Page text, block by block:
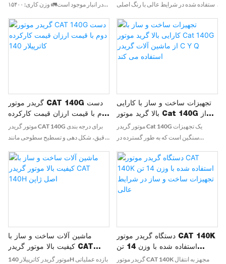
در انبار موجود است🚛 وزن کاری: ۱۵۴۰۰
بدون نیاز به تعمیر اساسی. موتور اصلی
Shangchai، عملکرد پایدار، میزان خرابی
پایین. لوازم جانبی اختیاری چندگانه: بلدوزر
در سراسر جهان. برای دریافت بهترین
استفاده شده در شرایط عالی با رنگ اصلی
پروژه های ساختمانی سنگین ، این دستگاه
آماده است تا هر کار را با سهولت انجام دهد
گریدر موتور CAT 140G دست
دوم با قیمت ارزان قیمت کارکرده
کاترپیلار 140
موتور گریدر CAT 140G برای درجه بندی
دقیق، شکل دهی و تسطیح سطوحی مانند
ساختمانی طراحی شده است. این یک
دستگاه همه کاره است که به دلیل عملکرد،
قابلیت اطمینان و راحتی اپراتور شناخته
تجهیزات ساخت و ساز با کارایی
بالا گرید موتور Cat 140G از
ماشین آلات گریدر C Y Q
استفاده می کند
موتور گریدر Cat 140G یک تجهیزات
سنگین است که به طور گسترده در
می شود، با توانایی تسطیح قوی و عملکرد
پایدار.
ماشین آلات ساخت و ساز با
کیفیت بالا موتور گریدر CAT
140H اصل ژاپن
موتور گریدر کاترپیلار 140H بازده عملیاتی
دستگاه گریدر موتور CAT 140K
استفاده شده با وزن 14 تن
تجهیزات ساخت و ساز در شرایط
گریدر موتور CAT 140K مجهز به انتقال